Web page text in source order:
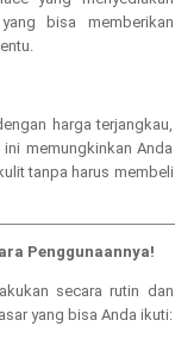
bisa memberikan
harga terjangkau,
memungkinkan Anda
tanpa harus membeli
Penggunaannya!
secara rutin dan
yang bisa Anda ikuti: